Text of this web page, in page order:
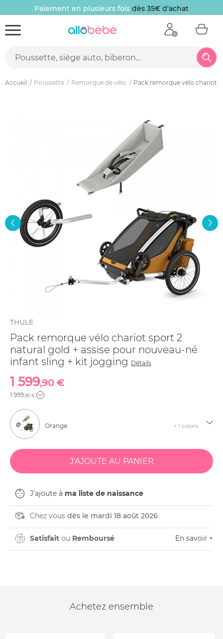
Paiement en plusieurs fois dès 35€ d'achat
Accueil Poussette Remorque de vélo Pack remorque vélo chariot
THULE
Pack remorque vélo chariot sport 2
natural gold + assise pour nouveau-né
infant sling + kit jogging Détails
1 599,90 €
1 999,90 €
Orange + 1 coloris
J'ajoute à ma liste de naissance
Chez vous dès le mardi 18 août 2026
Satisfait ou Remboursé En savoir +
Achetez ensemble